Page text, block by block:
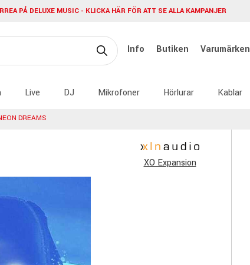
PÅ DELUXE MUSIC - KLICKA HÄR FÖR ATT SE ALLA KAMPANJER
Info Butiken Varumärken
Live DJ Mikrofoner Hörlurar Kablar
DREAMS
XO Expansion